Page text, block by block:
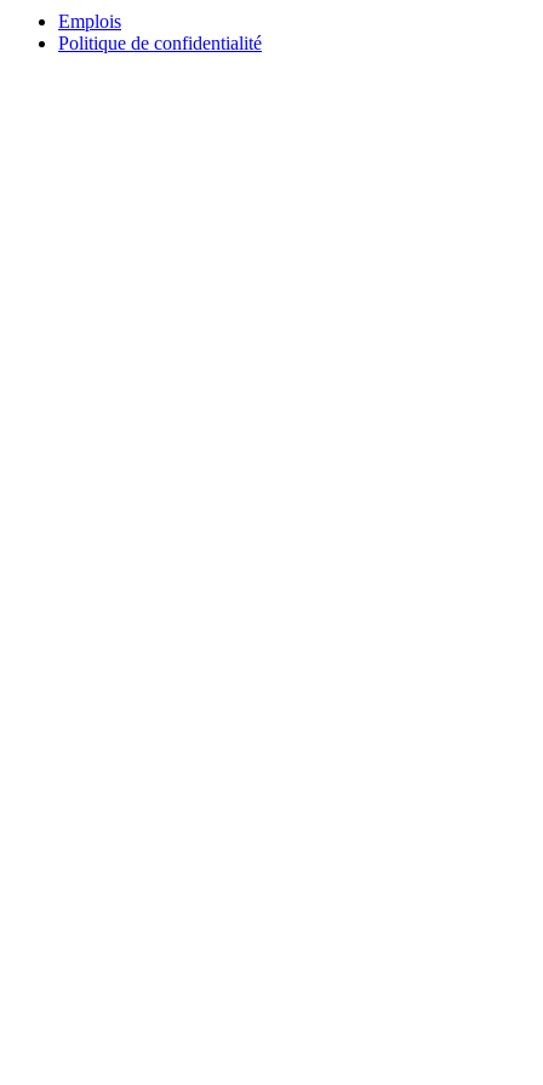
Emplois
Politique de confidentialité